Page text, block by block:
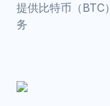
提供比特币（BTC
务